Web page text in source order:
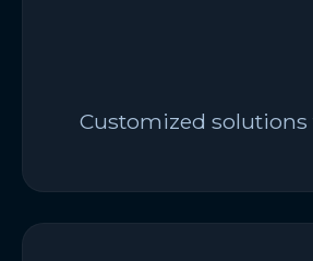
Customized